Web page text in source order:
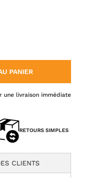
PANIER
une livraison immédiate
RETOURS SIMPLES
CLIENTS